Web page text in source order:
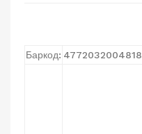
Баркод: 4772032004818